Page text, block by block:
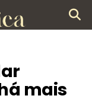
mais